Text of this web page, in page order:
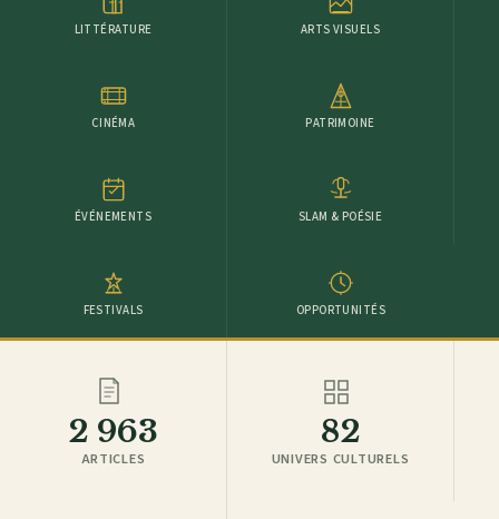
LITTÉRATURE ARTS VISUELS
CINÉMA PATRIMOINE
ÉVÉNEMENTS SLAM & POÉSIE
FESTIVALS OPPORTUNITÉS
2 963
ARTICLES
82
UNIVERS CULTURELS